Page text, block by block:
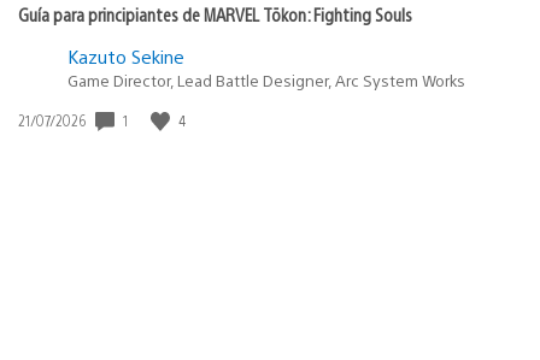
Guía para principiantes de MARVEL Tōkon: Fighting Souls
Kazuto Sekine
Game Director, Lead Battle Designer, Arc System Works
Fecha
21/07/2026 1 4